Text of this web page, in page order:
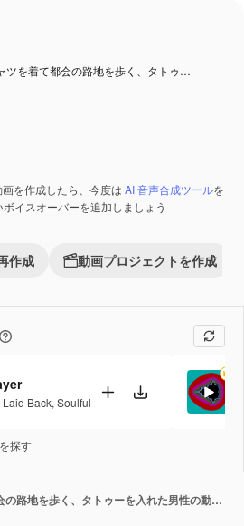
ツを着て都会の路地を歩く、タトゥ…
を作成したら、今度は AI 音声合成ツールを
イスオーバーを追加しましょう
作成 動画プロジェクトを作成
Laid Back, Soulful
探す
白いシャツを着て都会の路地を歩く、タトゥーを入れた男性の動画スチール